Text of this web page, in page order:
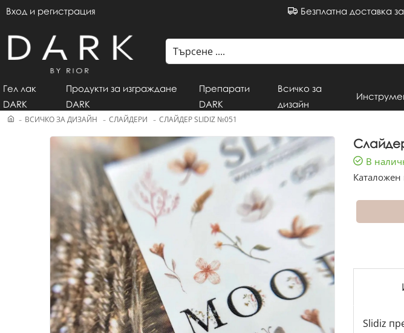
Вход и регистрация Безплатна доставка
Гел лак
DARK
Продукти за изграждане
DARK
Препарати
DARK
Всичко за
дизайн
ВСИЧКО ЗА ДИЗАЙН СЛАЙДЕРИ СЛАЙДЕР SLIDIZ №051
В
Slidiz